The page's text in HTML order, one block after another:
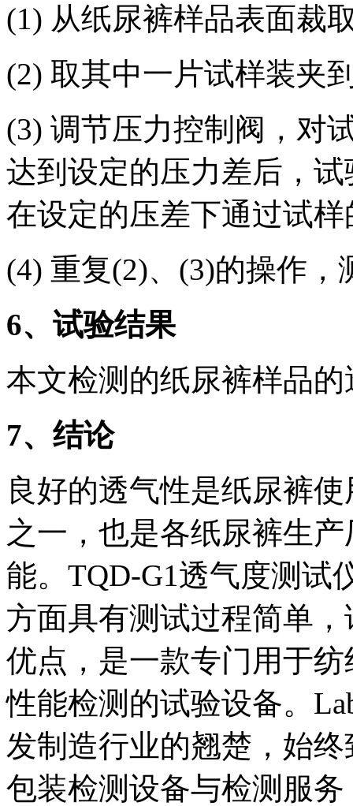
(1) 从纸尿裤样品表面裁
(2) 取其中一片试样装夹
(3) 调节压力控制阀，对
达到设定的压力差后，
在设定的压差下通过试
(4) 重复(2)、(3)的操作
6、试验结果
本文检测的纸尿裤样品
7、结论
良好的透气性是纸尿裤
之一，也是各纸尿裤生
能。TQD-G1透气度测试
方面具有测试过程简单
优点，是一款专门用于
性能检测的试验设备。
发制造行业的翘楚，始
包装检测设备与检测服